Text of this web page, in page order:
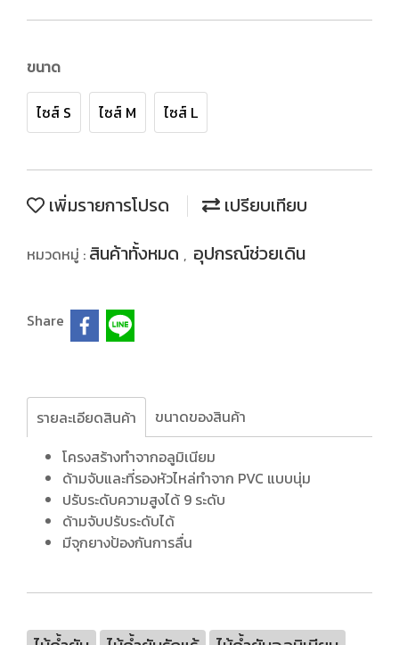
ขนาด
ไซส์ S ไซส์ M ไซส์ L
เพิ่มรายการโปรด เปรียบเทียบ
หมวดหมู่ : สินค้าทั้งหมด , อุปกรณ์ช่วยเดิน
Share
รายละเอียดสินค้า
ขนาดของสินค้า
โครงสร้างทําจากอลูมิเนียม
ด้ามจับและที่รองหัวไหล่ทำจาก PVC แบบนุ่ม
ปรับระดับความสูงได้ 9 ระดับ
ด้ามจับปรับระดับได้
มีจุกยางป้องกันการลื่น